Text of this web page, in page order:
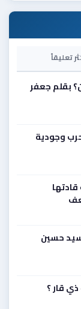
تعليقاً
بقلم جعفر
وجودية
حسين
قار ؟